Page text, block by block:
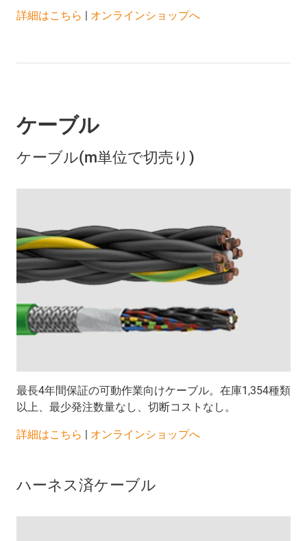
詳細はこちら オンラインショップへ
ケーブル
ケーブル(m単位で切売り)
最長4年間保証の可動作業向けケーブル。在庫1,354種類
以上、最少発注数量なし、切断コストなし。
詳細はこちら | オンラインショップへ
ハーネス済ケーブル